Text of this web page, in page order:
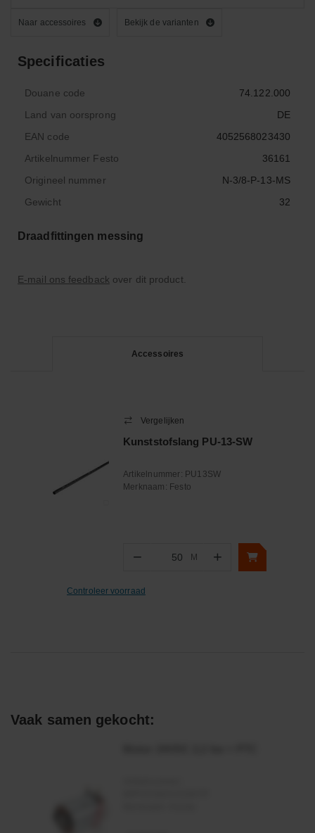
Naar accessoires Bekijk de varianten
Specificaties
Douane code
74.122.000
Land van oorsprong
DE
EAN code
4052568023430
Artikelnummer Festo
36161
Origineel nummer
N-3/8-P-13-MS
Gewicht
32
Draadfittingen messing
E-mail ons feedback over dit product.
Accessoires
Vergelijken
Kunststofslang PU-13-SW
Artikelnummer: PU13SW
Merknaam: Festo
− Aantal
M +
Controleer voorraad
Vaak samen gekocht: